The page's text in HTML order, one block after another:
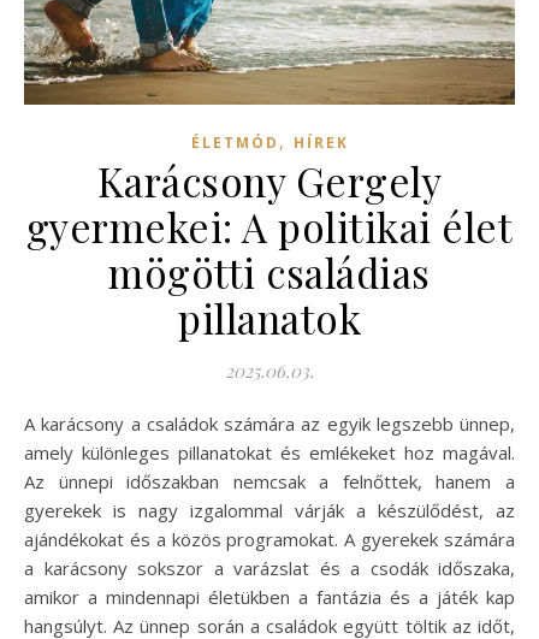
ÉLETMÓD , HÍREK
Karácsony Gergely
gyermekei: A politikai élet
mögötti családias
pillanatok
2025.06.03.
A karácsony a családok számára az egyik legszebb ünnep,
amely különleges pillanatokat és emlékeket hoz magával.
Az ünnepi időszakban nemcsak a felnőttek, hanem a
gyerekek is nagy izgalommal várják a készülődést, az
ajándékokat és a közös programokat. A gyerekek számára
a karácsony sokszor a varázslat és a csodák időszaka,
amikor a mindennapi életükben a fantázia és a játék kap
hangsúlyt. Az ünnep során a családok együtt töltik az időt,